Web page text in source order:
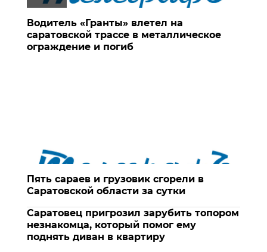
Водитель «Гранты» влетел на
саратовской трассе в металлическое
ограждение и погиб
Пять сараев и грузовик сгорели в
Саратовской области за сутки
Саратовец пригрозил зарубить топором
незнакомца, который помог ему
поднять диван в квартиру